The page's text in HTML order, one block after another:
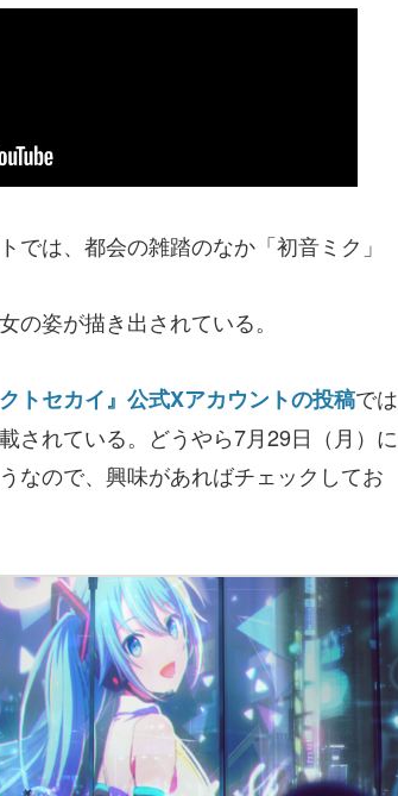
では、都会の雑踏のなか「初音ミク」
の姿が描き出されている。
クトセカイ』公式Xアカウントの投稿では
されている。どうやら7月29日（月）に
なので、興味があればチェックしてお